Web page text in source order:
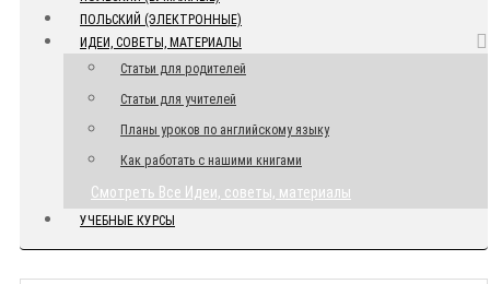
ПОЛЬСКИЙ (ЭЛЕКТРОННЫЕ)
ИДЕИ, СОВЕТЫ, МАТЕРИАЛЫ
Статьи для родителей
Статьи для учителей
Планы уроков по английскому языку
Как работать с нашими книгами
Смотреть Все Идеи, советы, материалы
УЧЕБНЫЕ КУРСЫ